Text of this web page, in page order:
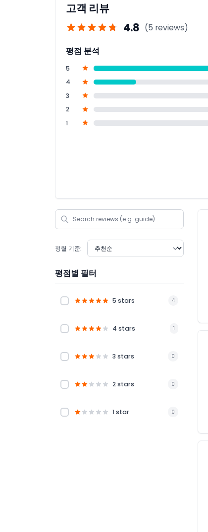
고객 리뷰
4.8 (5 reviews)
평점 분석
5
4
3
2
1
정렬 기준:
평점별 필터
5 stars 4
4 stars 1
3 stars 0
2 stars 0
1 star 0